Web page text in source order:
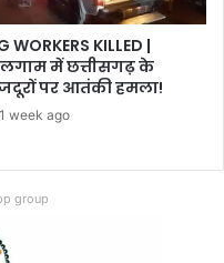
WORKERS KILLED |
में छत्तीसगढ़ के
पर आतंकी हमला!
1 week ago
group